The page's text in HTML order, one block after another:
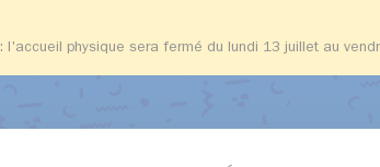
: l'accueil physique sera fermé du lundi 13 juillet au